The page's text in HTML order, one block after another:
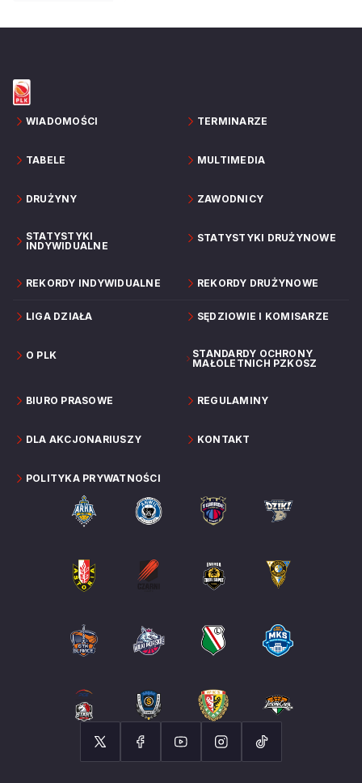
WIADOMOŚCI TERMINARZE
TABELE MULTIMEDIA
DRUŻYNY ZAWODNICY
STATYSTYKI
INDYWIDUALNE
STATYSTYKI DRUŻYNOWE
REKORDY INDYWIDUALNE REKORDY DRUŻYNOWE
LIGA DZIAŁA SĘDZIOWIE I KOMISARZE
O PLK
STANDARDY OCHRONY
MAŁOLETNICH PZKOSZ
BIURO PRASOWE REGULAMINY
DLA AKCJONARIUSZY KONTAKT
POLITYKA PRYWATNOŚCI